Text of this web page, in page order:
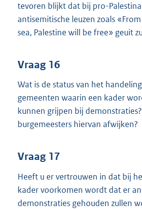
tevoren blijkt dat bij pro-
antisemitische leuzen zoals
sea, Palestine will be free» geuit
Vraag 16
Wat is de status van het
gemeenten waarin een kader
kunnen grijpen bij
burgemeesters hiervan afwijken?
Vraag 17
Heeft u er vertrouwen in dat bij
kader voorkomen wordt dat er
demonstraties gehouden zullen